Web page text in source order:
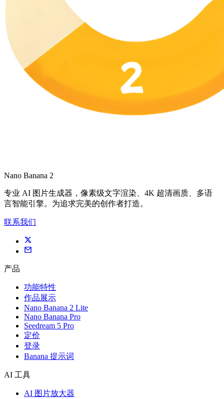
Nano Banana 2
专业 AI 图片生成器，像素级文字渲染、4K 超清画质、多语
言智能引擎。为追求完美的创作者打造。
联系我们
产品
功能特性
作品展示
Nano Banana 2 Lite
Nano Banana Pro
Seedream 5 Pro
定价
登录
Banana 提示词
AI 工具
AI 图片放大器